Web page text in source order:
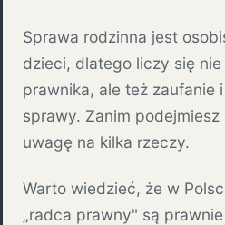
Sprawa rodzinna jest
dzieci, dlatego liczy się
prawnika, ale też zaufanie
sprawy. Zanim
uwagę na kilka rzeczy.
Warto wiedzieć, że w
„radca prawny" są